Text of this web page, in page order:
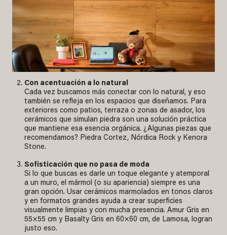
Con acentuación a lo natural
Cada vez buscamos más conectar con lo natural, y eso
también se refleja en los espacios que diseñamos. Para
exteriores como patios, terraza o zonas de asador, los
cerámicos que simulan piedra son una solución práctica
que mantiene esa esencia orgánica. ¿Algunas piezas que
recomendamos? Piedra Cortez, Nórdica Rock y Kenora
Stone.
Sofisticación que no pasa de moda
Si lo que buscas es darle un toque elegante y atemporal
a un muro, el mármol (o su apariencia) siempre es una
gran opción. Usar cerámicos marmolados en tonos claros
y en formatos grandes ayuda a crear superficies
visualmente limpias y con mucha presencia. Amur Gris en
55×55 cm y Basalty Gris en 60×60 cm, de Lamosa, logran
justo eso.